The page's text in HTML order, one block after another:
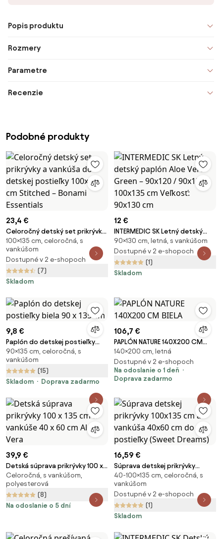
Popis produktu
Rozmery
Parametre
Recenzie
Podobné produkty
23,4 €
Celoročný detský set prikrývky
a vankúša do detskej postieľky
100x135 cm Stitched – Bonami
Essentials
100×135 cm, celoročná, s
vankúšom
Dostupné v 2 e-shopoch
(7)
Skladom
12 €
INTERMEDIC SK Letný detský
paplón Aloe Vera Green –
90x120 / 90x130 / 100x135 cm
Veľkosť: 90x130 cm
90×130 cm, letná, s vankúšom
Dostupné v 2 e-shopoch
(1)
Skladom
9,8 €
Paplón do detskej postieľky
biela 90 x 135 cm
90×135 cm, celoročná, s
vankúšom
(15)
Skladom
Doprava zadarmo
106,7 €
PAPLÓN NATURE 140X200 CM
BIELA
140×200 cm, letná
Dostupné v 2 e-shopoch
Na odoslanie o 1 deň
Doprava zadarmo
39,9 €
Detská súprava prikrývky 100 x
135 cm a vankúše 40 x 60 cm
Aloe Vera
Celoročná, s vankúšom,
polyesterová
(8)
Na odoslanie o 5 dní
16,59 €
Súprava detskej prikrývky
100x135 cm a vankúša 40x60
cm do postieľky (Sweet
Dreams)
40-100×135 cm, celoročná, s
vankúšom
Dostupné v 2 e-shopoch
(1)
Skladom